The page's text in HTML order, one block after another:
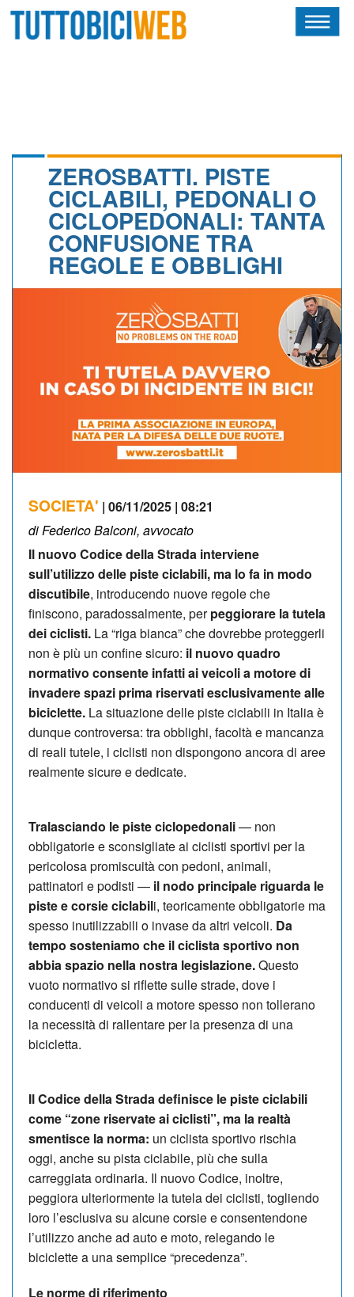
CALENDARIO
ALBI D'ORO
ZEROSBATTI. PISTE
CICLABILI, PEDONALI O
CICLOPEDONALI: TANTA
CONFUSIONE TRA
REGOLE E OBBLIGHI
SOCIETA' | 06/11/2025 | 08:21
di Federico Balconi, avvocato
Il nuovo Codice della Strada interviene
sull’utilizzo delle piste ciclabili, ma lo fa in modo
discutibile, introducendo nuove regole che
finiscono, paradossalmente, perpeggiorare la tutela
dei ciclisti. La“riga bianca” che dovrebbe proteggerli
non è più un confine sicuro: il nuovo quadro
normativo consente infatti ai veicoli a motore di
invadere spazi prima riservati esclusivamente alle
biciclette. La situazione delle piste ciclabili in Italia è
dunque controversa: tra obblighi, facoltà e mancanza
di reali tutele, i ciclisti non dispongono ancora di aree
realmente sicure e dedicate.
Tralasciando le piste ciclopedonali— non
obbligatorie e sconsigliate ai ciclisti sportivi per la
pericolosa promiscuità con pedoni, animali,
pattinatori e podisti — il nodo principale riguarda le
piste e corsie ciclabili, teoricamente obbligatorie ma
spesso inutilizzabili o invase da altri veicoli. Da
tempo sosteniamo che il ciclista sportivo non
abbia spazio nella nostra legislazione.Questo
vuoto normativo si riflette sulle strade, dove i
conducenti di veicoli a motore spesso non tollerano
la necessità di rallentare per la presenza di una
bicicletta.
Il Codice della Strada definisce le piste ciclabili
come “zone riservate ai ciclisti”, ma la realtà
smentisce la norma: un ciclista sportivo rischia
oggi, anche su pista ciclabile, più che sulla
carreggiata ordinaria. Il nuovo Codice, inoltre,
peggiora ulteriormente la tutela dei ciclisti, togliendo
loro l’esclusiva su alcune corsie e consentendone
l’utilizzo anche ad auto e moto, relegando le
biciclette a una semplice“precedenza”.
Le norme di riferimento